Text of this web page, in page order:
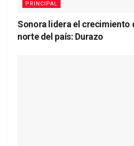
PRINCIPAL
Sonora lidera el crecimiento
norte del país: Durazo